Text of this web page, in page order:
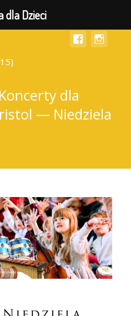
dla
— Niedziela
dla Dzieci